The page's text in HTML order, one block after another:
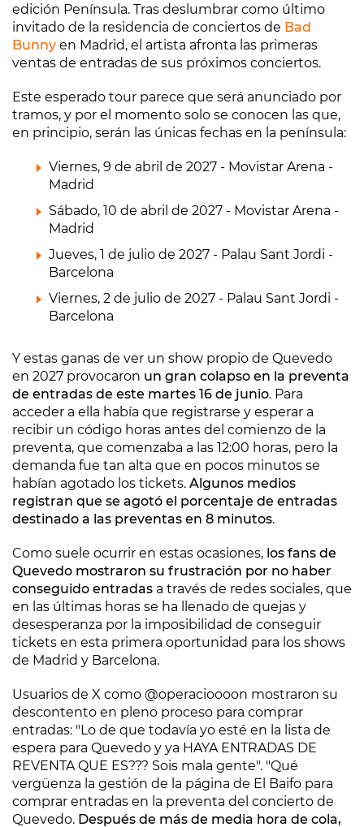
edición Península. Tras deslumbrar como último
invitado de la residencia de conciertos de Bad
Bunny en Madrid, el artista afronta las primeras
ventas de entradas de sus próximos conciertos.
Este esperado tour parece que será anunciado por
tramos, y por el momento solo se conocen las que,
en principio, serán las únicas fechas en la península:
Viernes, 9 de abril de 2027 - Movistar Arena -
Madrid
Sábado, 10 de abril de 2027 - Movistar Arena -
Madrid
Jueves, 1 de julio de 2027 - Palau Sant Jordi -
Barcelona
Viernes, 2 de julio de 2027 - Palau Sant Jordi -
Barcelona
Y estas ganas de ver un show propio de Quevedo
en 2027 provocaron un gran colapso en la preventa
de entradas de este martes 16 de junio. Para
acceder a ella había que registrarse y esperar a
recibir un código horas antes del comienzo de la
preventa, que comenzaba a las 12:00 horas, pero la
demanda fue tan alta que en pocos minutos se
habían agotado los tickets. Algunos medios
registran que se agotó el porcentaje de entradas
destinado a las preventas en 8 minutos.
Como suele ocurrir en estas ocasiones, los fans de
Quevedo mostraron su frustración por no haber
conseguido entradas a través de redes sociales, que
en las últimas horas se ha llenado de quejas y
desesperanza por la imposibilidad de conseguir
tickets en esta primera oportunidad para los shows
de Madrid y Barcelona.
Usuarios de X como @operacioooon mostraron su
descontento en pleno proceso para comprar
entradas: "Lo de que todavía yo esté en la lista de
espera para Quevedo y ya HAYA ENTRADAS DE
REVENTA QUE ES??? Sois mala gente". "Qué
vergüenza la gestión de la página de El Baifo para
comprar entradas en la preventa del concierto de
Quevedo. Después de más de media hora de cola,